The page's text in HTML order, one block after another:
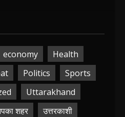
economy
Health
Politics
Sports
Uttarakhand
शहर
उत्तरकाशी